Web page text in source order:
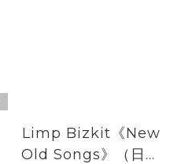
Limp Bizkit《New
Old Songs》（日盤